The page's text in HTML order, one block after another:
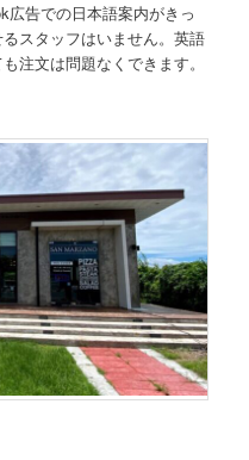
広告での日本語案内がきっ
スタッフはいません。英語
注文は問題なくできます。